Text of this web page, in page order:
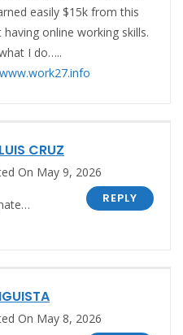
easily $15k from this
online working skills.
I do…..
CRUZ
On May 9, 2026
REPLY
On May 8, 2026